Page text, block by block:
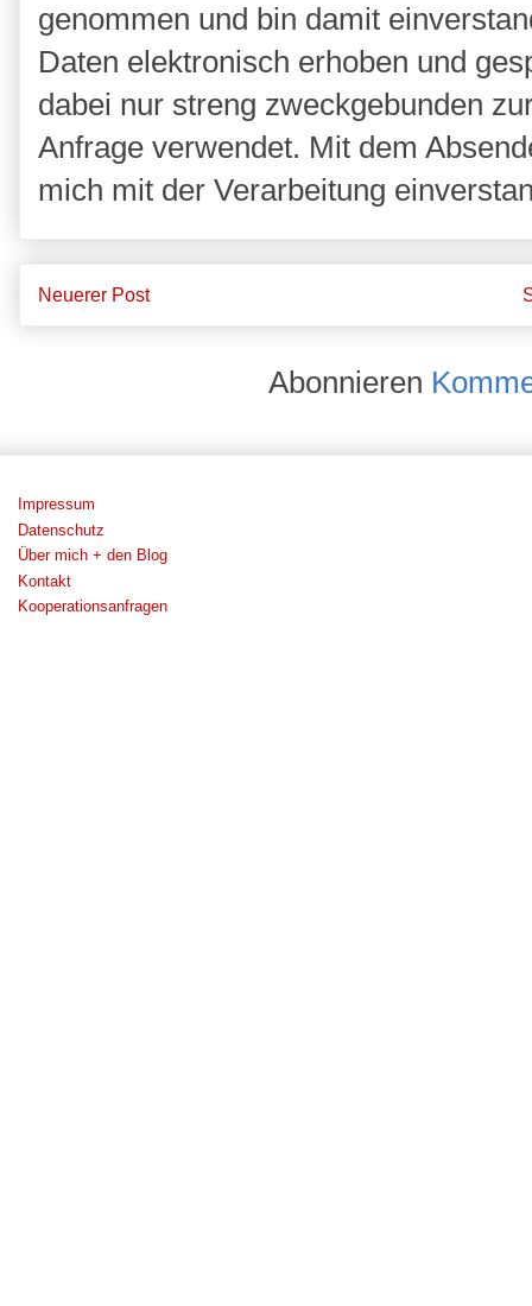
genommen und bin damit
Daten elektronisch erhoben und
dabei nur streng zweckgebunden
Anfrage verwendet. Mit dem
mich mit der Verarbeitung
Neuerer Post
Abonnieren
Impressum
Datenschutz
Über mich + den Blog
Kontakt
Kooperationsanfragen